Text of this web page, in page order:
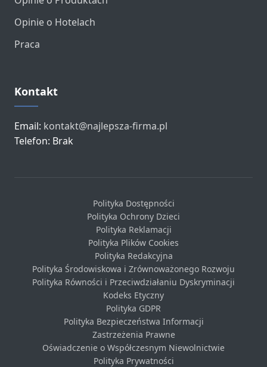
Opinie o Hotelach
Praca
Kontakt
Email: kontakt@najlepsza-firma.pl
Telefon: Brak
Polityka Dostępności
Polityka Ochrony Dzieci
Polityka Reklamacji
Polityka Plików Cookies
Polityka Redakcyjna
Polityka Środowiskowa i Zrównoważonego Rozwoju
Polityka Równości i Przeciwdziałaniu Dyskryminacji
Kodeks Etyczny
Polityka GDPR
Polityka Bezpieczeństwa Informacji
Zastrzeżenia Prawne
Oświadczenie o Współczesnym Niewolnictwie
Polityka Prywatności